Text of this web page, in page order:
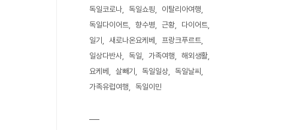
독일코로나
독일쇼핑
이탈리아여행
독일다이어트
향수병 근황
다이어트
일기
새로나온요케베
프랑크푸르트
일상다반사
독일 가족여행
해외생활
요케베
살빼기 독일일상
독일날씨
가족유럽여행
독일이민